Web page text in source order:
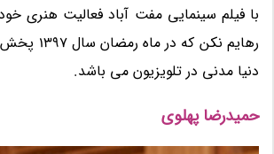
با فیلم سینمایی مفت آباد فعالیت هنری
رهایم نکن
دنیا مدنی در تلویزیون می باشد.
حمیدرضا پهلوی